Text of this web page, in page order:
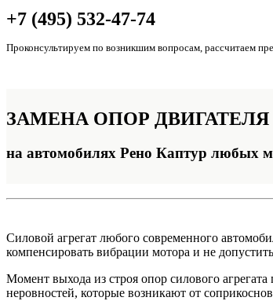
+7 (495) 532-47-74
Проконсультируем по возникшим вопросам, рассчитаем
ЗАМЕНА ОПОР ДВИГАТЕЛЯ
на автомобилях Рено Каптур любых
Силовой агрегат любого современного
компенсировать вибрации мотора и не
Момент выхода из строя опор силового
неровностей, которые возникают от